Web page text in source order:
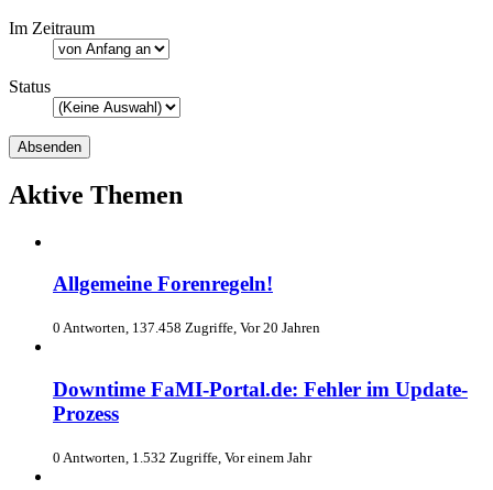
Im Zeitraum
Status
Aktive Themen
Allgemeine Forenregeln!
0 Antworten, 137.458 Zugriffe, Vor 20 Jahren
Downtime FaMI-Portal.de: Fehler im Update-
Prozess
0 Antworten, 1.532 Zugriffe, Vor einem Jahr